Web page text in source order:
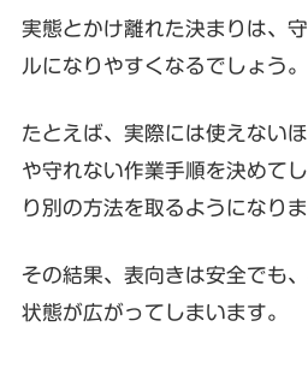
実態とかけ離れた決まりは、
ルになりやすくなるでしょう。
たとえば、実際には使えない
や守れない作業手順を決めて
り別の方法を取るようになりま
その結果、表向きは安全でも
状態が広がってしまいます。